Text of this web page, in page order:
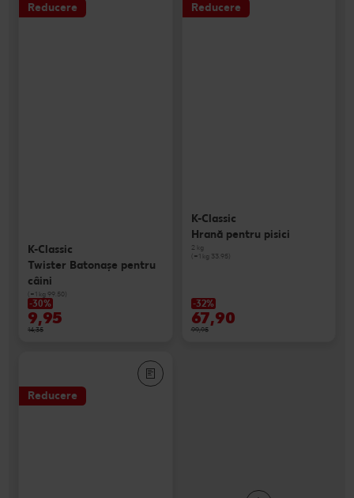
Reducere
K-Classic
Twister Batonaşe pentru
câini
(=1 kg 99.50)
-30%
9,95
14,35
Reducere
K-Classic
Hrană pentru pisici
2 kg
(=1 kg 33.95)
-32%
67,90
99,95
Reducere